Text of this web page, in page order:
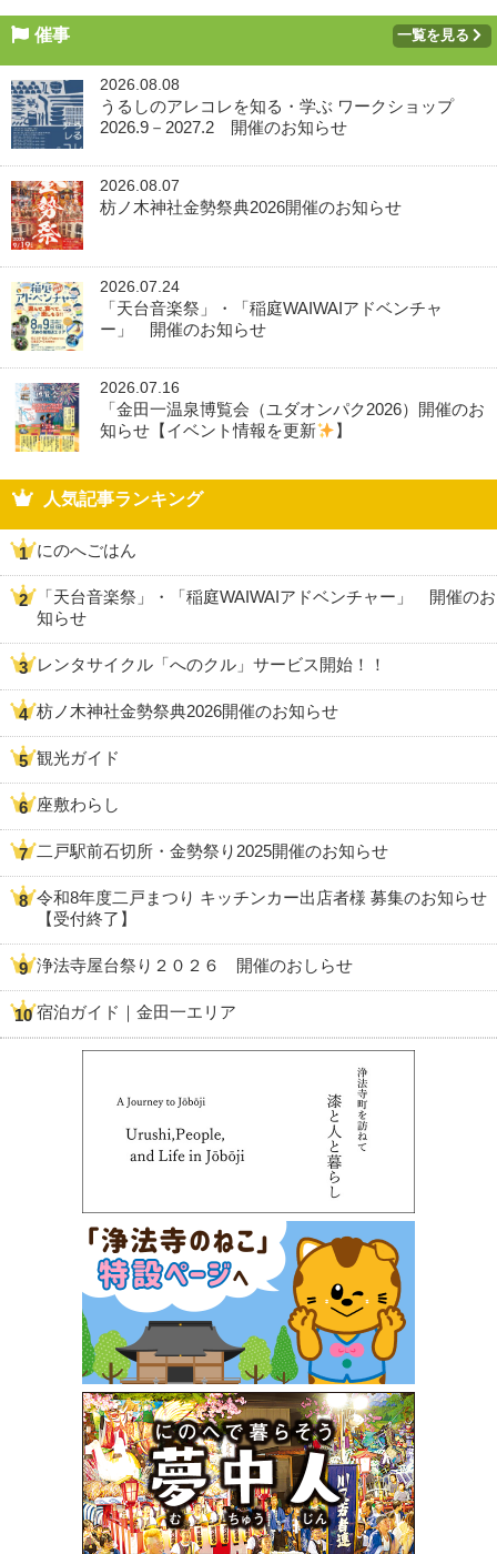
催事 一覧を見る
2026.08.08
うるしのアレコレを知る・学ぶ ワークショップ
2026.9－2027.2 開催のお知らせ
2026.08.07
枋ノ木神社金勢祭典2026開催のお知らせ
2026.07.24
「天台音楽祭」・「稲庭WAIWAIアドベンチャ
ー」 開催のお知らせ
2026.07.16
「金田一温泉博覧会（ユダオンパク2026）開催のお
知らせ【イベント情報を更新
】
人気記事ランキング
にのへごはん
「天台音楽祭」・「稲庭WAIWAIアドベンチャー」 開催のお
知らせ
レンタサイクル「へのクル」サービス開始！！
枋ノ木神社金勢祭典2026開催のお知らせ
観光ガイド
座敷わらし
二戸駅前石切所・金勢祭り2025開催のお知らせ
令和8年度二戸まつり キッチンカー出店者様 募集のお知らせ
【受付終了】
浄法寺屋台祭り２０２６ 開催のおしらせ
宿泊ガイド｜金田一エリア